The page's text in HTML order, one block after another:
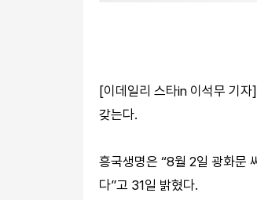
[이데일리 스타in 이석무 기
갖는다.
흥국생명은 “8월 2일 광화문
다”고 31일 밝혔다.